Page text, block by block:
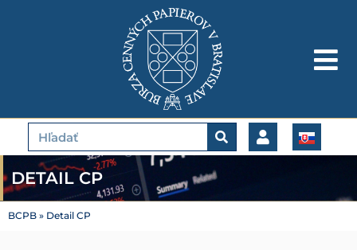
Vyhľadať
DETAIL CP
BCPB » Detail CP